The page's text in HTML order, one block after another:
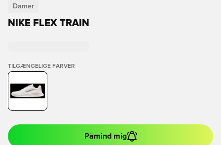
Damer
NIKE FLEX TRAIN
TILGÆNGELIGE FARVER
Påmind mig